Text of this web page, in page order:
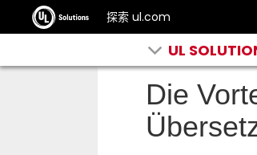
探索 ul.com
UL
Die